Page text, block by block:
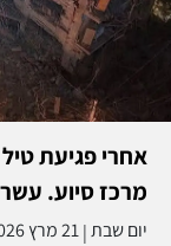
אחרי פגיעת
מרכז סיוע.
יום שבת|21 מרץ 2026